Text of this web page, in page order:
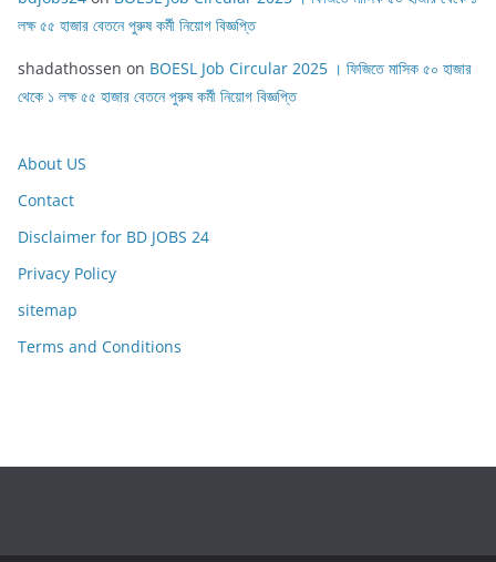
লক্ষ ৫৫ হাজার বেতনে পুরুষ কর্মী নিয়োগ বিজ্ঞপ্তি
shadathossen on BOESL Job Circular 2025 । ফিজিতে মাসিক ৫০ হাজার
থেকে ১ লক্ষ ৫৫ হাজার বেতনে পুরুষ কর্মী নিয়োগ বিজ্ঞপ্তি
About US
Contact
Disclaimer for BD JOBS 24
Privacy Policy
sitemap
Terms and Conditions